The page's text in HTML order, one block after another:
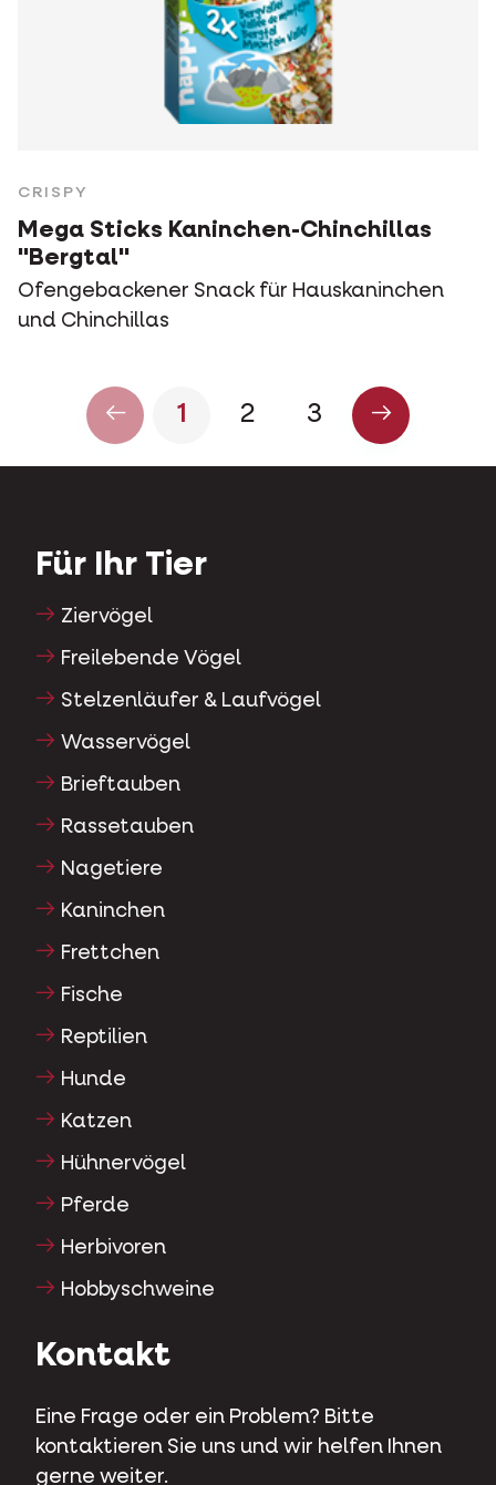
CRISPY
Mega Sticks Kaninchen-Chinchillas
"Bergtal"
Ofengebackener Snack für Hauskaninchen
und Chinchillas
1 2 3
Für Ihr Tier
Ziervögel
Freilebende Vögel
Stelzenläufer & Laufvögel
Wasservögel
Brieftauben
Rassetauben
Nagetiere
Kaninchen
Frettchen
Fische
Reptilien
Hunde
Katzen
Hühnervögel
Pferde
Herbivoren
Hobbyschweine
Kontakt
Eine Frage oder ein Problem? Bitte
kontaktieren Sie uns und wir helfen Ihnen
gerne weiter.